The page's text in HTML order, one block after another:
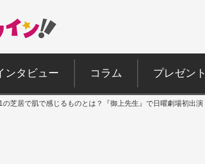
ンタビュー コラム プレゼント
芝居で肌で感じるものとは？『御上先生』で日曜劇場初出演